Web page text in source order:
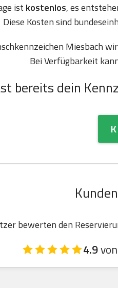
ist kostenlos, es
Diese Kosten sind
Miesbach
Bei Verfügbarkeit
bereits dein
bewerten den
4.9